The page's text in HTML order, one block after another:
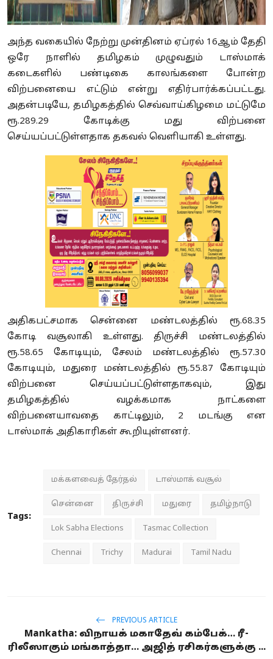
அந்த வகையில் நேற்று முன்தினம் ஏப்ரல் 16ஆம் தேதி
ஒரே நாளில் தமிழகம் முழுவதும் டாஸ்மாக்
கடைகளில் பண்டிகை காலங்களை போன்ற
விற்பனையை எட்டும் என்று எதிர்பார்க்கப்பட்டது.
அதன்படியே, தமிழகத்தில் செவ்வாய்கிழமை மட்டுமே
ரூ.289.29 கோடிக்கு மது விற்பனை
செய்யப்பட்டுள்ளதாக தகவல் வெளியாகி உள்ளது.
அதிகபட்சமாக சென்னை மண்டலத்தில் ரூ.68.35
கோடி வசூலாகி உள்ளது. திருச்சி மண்டலத்தில்
ரூ.58.65 கோடியும், சேலம் மண்டலத்தில் ரூ.57.30
கோடியும், மதுரை மண்டலத்தில் ரூ.55.87 கோடியும்
விற்பனை செய்யப்பட்டுள்ளதாகவும், இது
தமிழகத்தில் வழக்கமாக நாட்களை
விற்பனையாவதை காட்டிலும், 2 மடங்கு என
டாஸ்மாக் அதிகாரிகள் கூறியுள்ளனர்.
Tags:
மக்களவைத் தேர்தல் டாஸ்மாக் வசூல்
சென்னை திருச்சி மதுரை தமிழ்நாடு
Lok Sabha Elections Tasmac Collection
Chennai Trichy Madurai Tamil Nadu
PREVIOUS ARTICLE
Mankatha: விநாயக் மகாதேவ் கம்பேக்… ரீ-
ரிலீஸாகும் மங்காத்தா… அஜித் ரசிகர்களுக்கு ...